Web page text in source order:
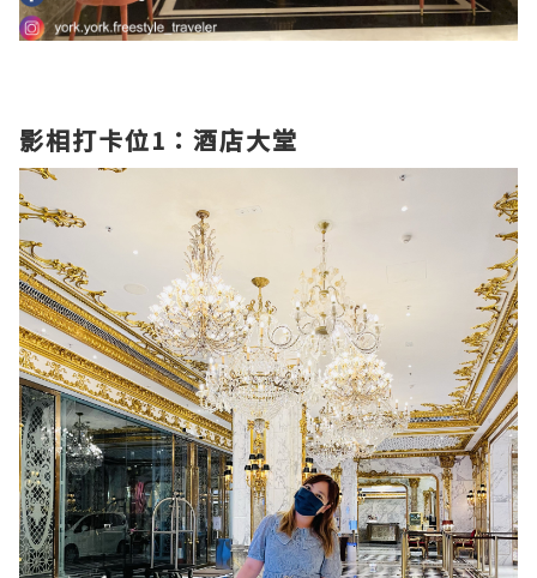
影相打卡位1：酒店大堂